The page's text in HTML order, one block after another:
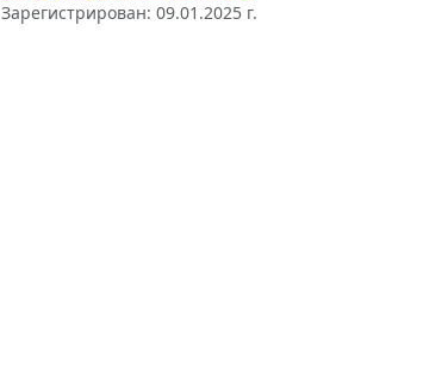
Зарегистрирован: 09.01.2025 г.